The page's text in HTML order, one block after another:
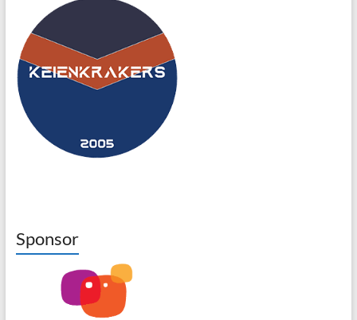
Sponsor